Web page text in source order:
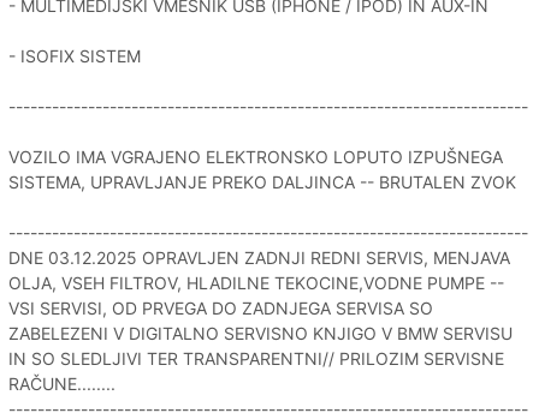
- MULTIMEDIJSKI VMESNIK USB (IPHONE / IPOD) IN AUX-IN
- ISOFIX SISTEM
------------------------------------------------------------------------
VOZILO IMA VGRAJENO ELEKTRONSKO LOPUTO IZPUŠNEGA
SISTEMA, UPRAVLJANJE PREKO DALJINCA -- BRUTALEN ZVOK
------------------------------------------------------------------------
DNE 03.12.2025 OPRAVLJEN ZADNJI REDNI SERVIS, MENJAVA
OLJA, VSEH FILTROV, HLADILNE TEKOCINE,VODNE PUMPE --
VSI SERVISI, OD PRVEGA DO ZADNJEGA SERVISA SO
ZABELEZENI V DIGITALNO SERVISNO KNJIGO V BMW SERVISU
IN SO SLEDLJIVI TER TRANSPARENTNI// PRILOZIM SERVISNE
RAČUNE........
------------------------------------------------------------------------